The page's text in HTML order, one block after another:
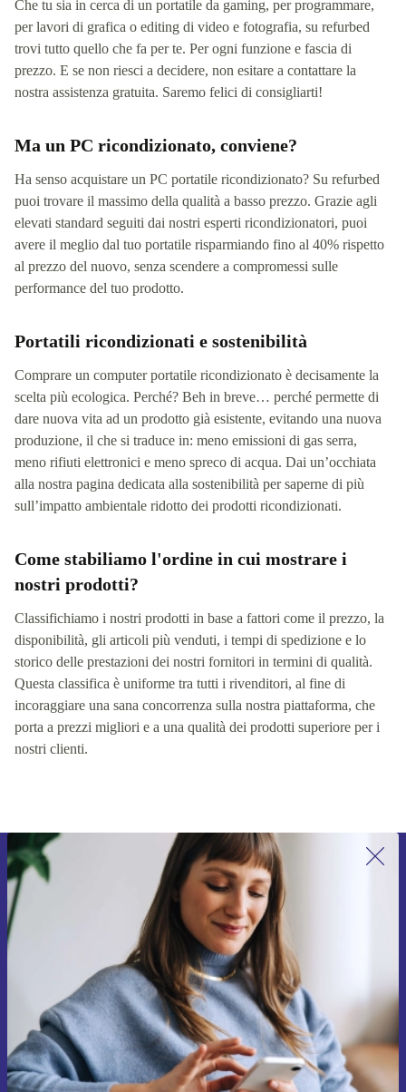
Che tu sia in cerca di un portatile da gaming, per programmare,
per lavori di grafica o editing di video e fotografia, su refurbed
trovi tutto quello che fa per te. Per ogni funzione e fascia di
prezzo. E se non riesci a decidere, non esitare a contattare la
nostra assistenza gratuita. Saremo felici di consigliarti!
Ma un PC ricondizionato, conviene?
Ha senso acquistare un PC portatile ricondizionato? Su refurbed
puoi trovare il massimo della qualità a basso prezzo. Grazie agli
elevati standard seguiti dai nostri esperti ricondizionatori, puoi
avere il meglio dal tuo portatile risparmiando fino al 40% rispetto
al prezzo del nuovo, senza scendere a compromessi sulle
performance del tuo prodotto.
Portatili ricondizionati e sostenibilità
Comprare un computer portatile ricondizionato è decisamente la
scelta più ecologica. Perché? Beh in breve… perché permette di
dare nuova vita ad un prodotto già esistente, evitando una nuova
produzione, il che si traduce in: meno emissioni di gas serra,
meno rifiuti elettronici e meno spreco di acqua. Dai un’occhiata
alla nostra pagina dedicata alla sostenibilità per saperne di più
sull’impatto ambientale ridotto dei prodotti ricondizionati.
Come stabiliamo l'ordine in cui mostrare i
nostri prodotti?
Classifichiamo i nostri prodotti in base a fattori come il prezzo, la
disponibilità, gli articoli più venduti, i tempi di spedizione e lo
storico delle prestazioni dei nostri fornitori in termini di qualità.
Questa classifica è uniforme tra tutti i rivenditori, al fine di
incoraggiare una sana concorrenza sulla nostra piattaforma, che
porta a prezzi migliori e a una qualità dei prodotti superiore per i
nostri clienti.
Iscriviti per la prima volta alla nostra
newsletter e ottieni 15€ di sconto!
Non farti più scappare le migliori offerte.
Richiedi codice sconto
Per maggiori informazioni sull’uso dei dati personali, visita la nostra
Normativa sulla privacy